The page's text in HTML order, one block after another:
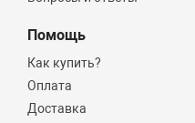
Помощь
Как купить?
Оплата
Доставка